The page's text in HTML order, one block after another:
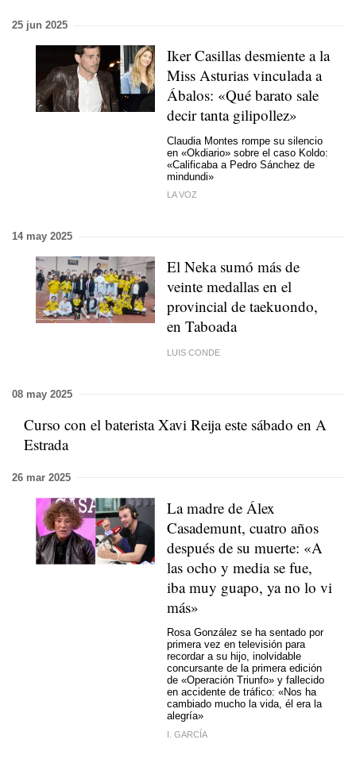
25 jun 2025
Iker Casillas desmiente a la
Miss Asturias vinculada a
Ábalos: «Qué barato sale
decir tanta gilipollez»
Claudia Montes rompe su silencio
en «Okdiario» sobre el caso Koldo:
«Calificaba a Pedro Sánchez de
mindundi»
LA VOZ
14 may 2025
El Neka sumó más de
veinte medallas en el
provincial de taekuondo,
en Taboada
LUIS CONDE
08 may 2025
Curso con el baterista Xavi Reija este sábado en A
Estrada
26 mar 2025
La madre de Álex
Casademunt, cuatro años
después de su muerte: «A
las ocho y media se fue,
iba muy guapo, ya no lo vi
más»
Rosa González se ha sentado por
primera vez en televisión para
recordar a su hijo, inolvidable
concursante de la primera edición
de «Operación Triunfo» y fallecido
en accidente de tráfico: «Nos ha
cambiado mucho la vida, él era la
alegría»
I. GARCÍA